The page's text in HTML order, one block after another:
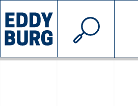
INIZIATIVE
© 2026